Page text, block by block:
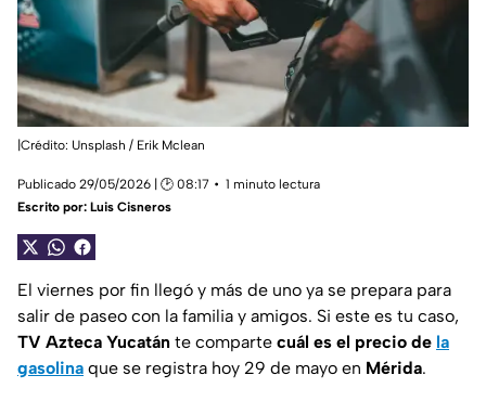
|Crédito: Unsplash / Erik Mclean
Publicado 29/05/2026 | 🕑 08:17
1 minuto lectura
Escrito por: Luis Cisneros
El viernes por fin llegó y más de uno ya se prepara para
salir de paseo con la familia y amigos. Si este es tu caso,
TV Azteca Yucatán te comparte cuál es el precio de la
gasolina que se registra hoy 29 de mayo en Mérida.